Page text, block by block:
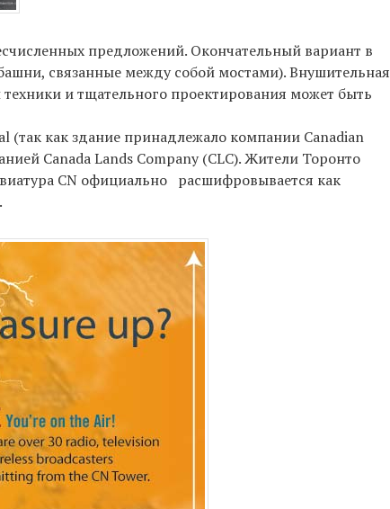
предложений. Окончательный вариант в
связанные между собой мостами). Внушительная
и тщательного проектирования может быть
как здание принадлежало компании Canadian
Canada Lands Company (CLC). Жители Торонто
CN официально расшифровывается как